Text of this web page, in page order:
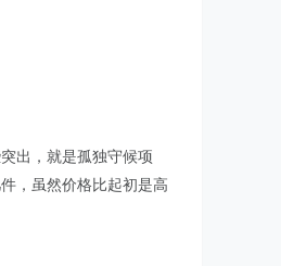
出，就是孤独守候项
，虽然价格比起初是高